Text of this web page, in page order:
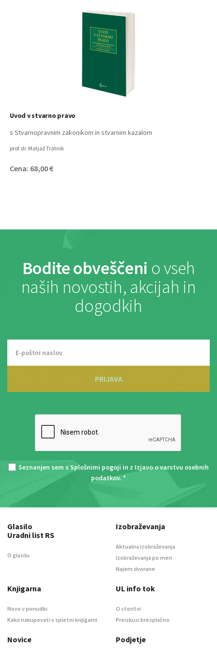
Uvod v stvarno pravo
s Stvarnopravnim zakonikom in stvarnim kazalom
prof. dr. Matjaž Tratnik
Cena: 68,00 €
Bodite obveščeni o vseh
naših novostih, akcijah in
dogodkih
PRIJAVA
Seznanjen sem s Splošnimi pogoji in z Izjavo o varstvu osebnih
podatkov. *
Glasilo
Uradni list RS
O glasilu
Izobraževanja
Aktualna izobraževanja
Izobraževanja po meri
Najem dvorane
Knjigarna
Novo v ponudbi
Kako nakupovati v spletni knjigarni
UL info tok
O storitvi
Preizkusi brezplačno
Novice Podjetje